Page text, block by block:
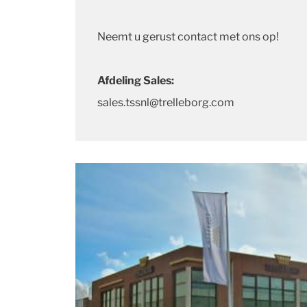
Neemt u gerust contact met ons op!
Afdeling Sales:
sales.tssnl@trelleborg.com